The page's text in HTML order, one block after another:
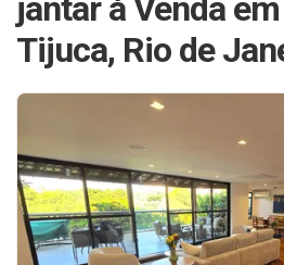
jantar à Venda
Tijuca, Rio de